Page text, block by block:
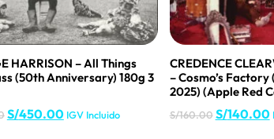
HARRISON – All Things
(50th Anniversary) 180g 3
S/450.00 IGV Incluido
CREDENCE
– Cosmo’s
2025) (Apple Red
S/160.00 S/140.00